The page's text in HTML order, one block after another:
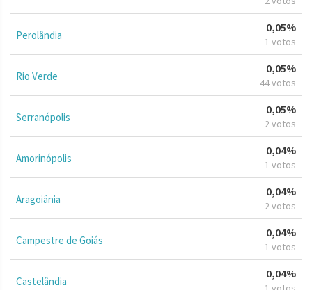
Perolândia
0,05%
1 votos
Rio Verde
0,05%
44 votos
Serranópolis
0,05%
2 votos
Amorinópolis
0,04%
1 votos
Aragoiânia
0,04%
2 votos
Campestre de Goiás
0,04%
1 votos
Castelândia
0,04%